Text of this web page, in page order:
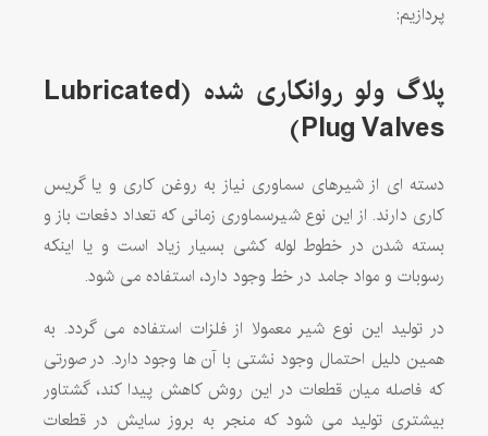
پردازیم:
پلاگ ولو روانکاری شده (Lubricated
Plug Valves)
دسته ای از شیرهای سماوری نیاز به روغن کاری و یا گریس
کاری دارند. از این نوع شیرسماوری زمانی که تعداد دفعات باز و
بسته شدن در خطوط لوله کشی بسیار زیاد است و یا اینکه
رسوبات و مواد جامد در خط وجود دارد، استفاده می شود.
در تولید این نوع شیر معمولا از فلزات استفاده می گردد. به
همین دلیل احتمال وجود نشتی با آن ها وجود دارد. در صورتی
که فاصله میان قطعات در این روش کاهش پیدا کند، گشتاور
بیشتری تولید می شود که منجر به بروز سایش در قطعات